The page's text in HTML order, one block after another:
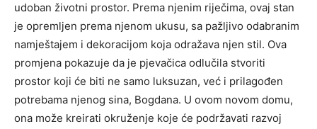
udoban životni prostor. Prema njenim riječima, ovaj stan
je opremljen prema njenom ukusu, sa pažljivo odabranim
namještajem i dekoracijom koja odražava njen stil. Ova
promjena pokazuje da je pjevačica odlučila stvoriti
prostor koji će biti ne samo luksuzan, već i prilagođen
potrebama njenog sina, Bogdana. U ovom novom domu,
ona može kreirati okruženje koje će podržavati razvoj